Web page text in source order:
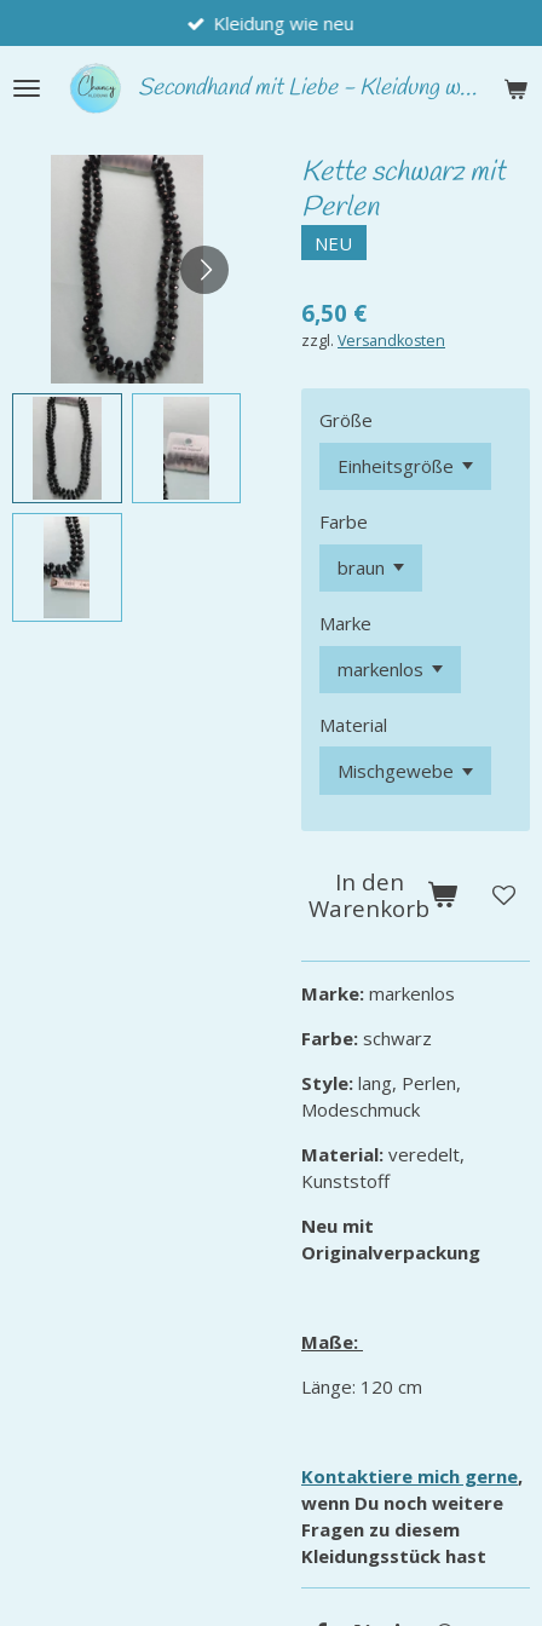
Hauptinhalt
springen
Secondhandmit Liebe - Kleidung wie neu
Kleidung wie neu
Kette schwarz mit
Perlen
NEU
6,50 €
zzgl. Versandkosten
Größe
Farbe
Marke
Material
In den
Warenkorb
Marke: markenlos
Farbe: schwarz
Style: lang, Perlen,
Modeschmuck
Material: veredelt,
Kunststoff
Neu mit
Originalverpackung
Maße:
Länge: 120 cm
Kontaktiere mich gerne,
wenn Du noch weitere
Fragen zu diesem
Kleidungsstück hast